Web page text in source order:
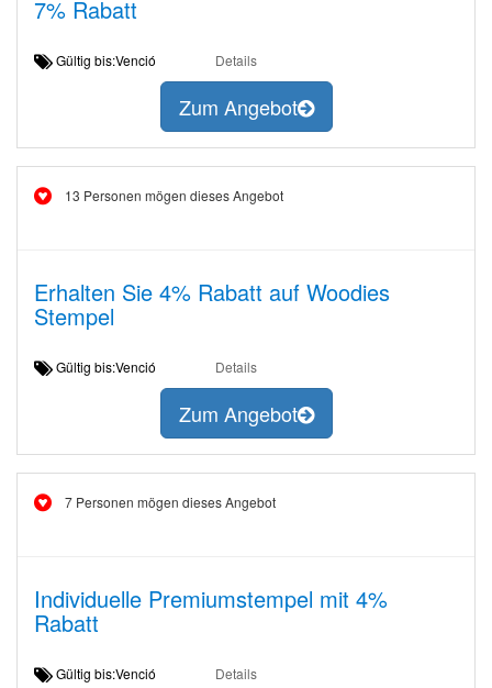
7% Rabatt
Gültig bis:Venció Details
Zum Angebot
13 Personen mögen dieses Angebot
Erhalten Sie 4% Rabatt auf Woodies
Stempel
Gültig bis:Venció Details
Zum Angebot
7 Personen mögen dieses Angebot
Individuelle Premiumstempel mit 4%
Rabatt
Gültig bis:Venció Details